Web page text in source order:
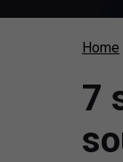
Home
7